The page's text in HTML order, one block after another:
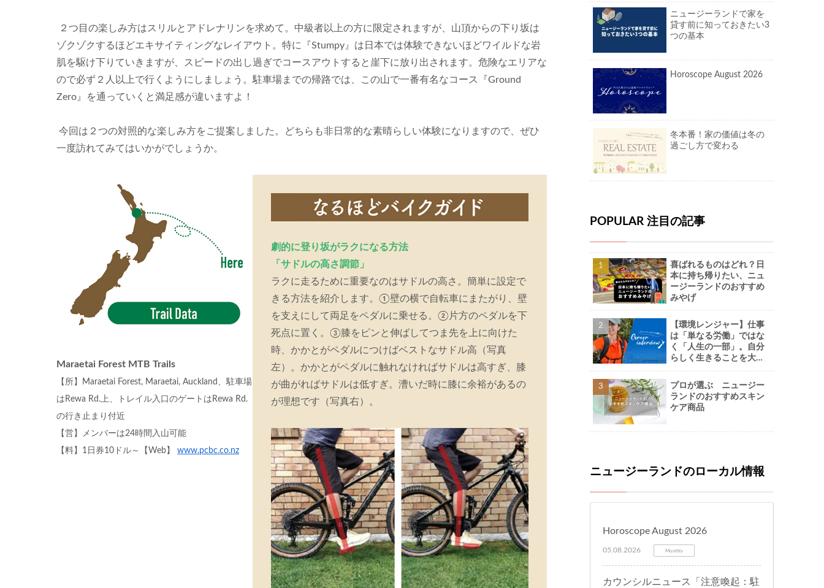
２つ目の楽しみ方はスリルとアドレナリンを求めて。中級者以上の方に限定されますが、山頂からの下り坂は
ゾクゾクするほどエキサイティングなレイアウト。特に『Stumpy』は日本では体験できないほどワイルドな岩
肌を駆け下りていきますが、スピードの出し過ぎでコースアウトすると崖下に放り出されます。危険なエリアな
ので必ず２人以上で行くようにしましょう。駐車場までの帰路では、この山で一番有名なコース『Ground
Zero』を通っていくと満足感が違いますよ！
今回は２つの対照的な楽しみ方をご提案しました。どちらも非日常的な素晴らしい体験になりますので、ぜひ
一度訪れてみてはいかがでしょうか。
Maraetai Forest MTB Trails
【所】Maraetai Forest, Maraetai, Auckland、駐車場
はRewa Rd.上、トレイル入口のゲートはRewa Rd.
の行き止まり付近
【営】メンバーは24時間入山可能
【料】1日券10ドル～【Web】 www.pcbc.co.nz
劇的に登り坂がラクになる方法
「サドルの高さ調節」
ラクに走るために重要なのはサドルの高さ。簡単に設定で
きる方法を紹介します。①壁の横で自転車にまたがり、壁
を支えにして両足をペダルに乗せる。②片方のペダルを下
死点に置く。③膝をピンと伸ばしてつま先を上に向けた
時、かかとがペダルにつけばベストなサドル高（写真
左）。かかとがペダルに触れなければサドルは高すぎ、膝
が曲がればサドルは低すぎ。漕いだ時に膝に余裕があるの
が理想です（写真右）。
ニュージーランドで家を
貸す前に知っておきたい3
つの基本
Horoscope August 2026
冬本番！家の価値は冬の
過ごし方で変わる
POPULAR 注目の記事
喜ばれるものはどれ？日
本に持ち帰りたい、ニュ
ージーランドのおすすめ
みやげ
【環境レンジャー】仕事
は「単なる労働」ではな
く「人生の一部」。自分
らしく生きることを大切
プロが選ぶ ニュージー
ランドのおすすめスキン
ケア商品
ニュージーランドのローカル情報
Horoscope August 2026
05.08.2026 Monthly
カウンシルニュース「注意喚起：駐